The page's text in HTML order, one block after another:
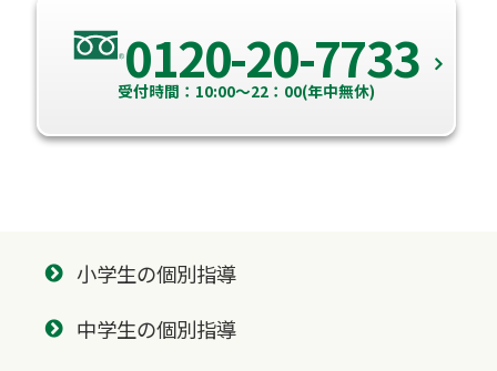
0120-20-7733
受付時間：10:00～22：00(年中無休)
小学生の個別指導
中学生の個別指導